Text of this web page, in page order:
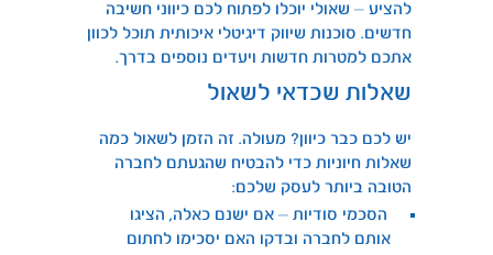
להציע – שאולי יוכלו לפתוח לכם כיווני חשיבה
חדשים. סוכנות שיווק דיגיטלי איכותית תוכל לכוון
אתכם למטרות חדשות ויעדים נוספים בדרך.
שאלות שכדאי לשאול
יש לכם כבר כיוון? מעולה. זה הזמן לשאול כמה
שאלות חיוניות כדי להבטיח שהגעתם לחברה
הטובה ביותר לעסק שלכם:
הסכמי סודיות – אם ישנם כאלה, הציגו
אותם לחברה ובדקו האם יסכימו לחתום